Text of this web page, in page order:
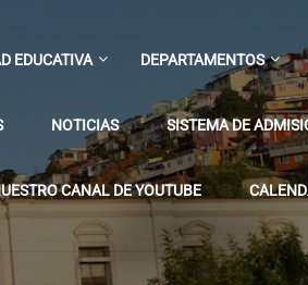
EDUCATIVA DEPARTAMENTOS
NOTICIAS SISTEMA DE
CANAL DE YOUTUBE